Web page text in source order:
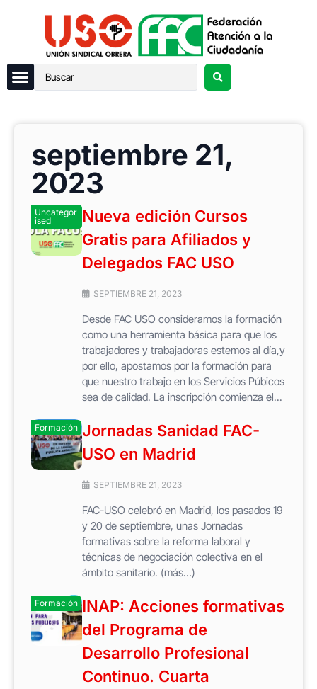
septiembre 21,
2023
Uncategor
ised
Nueva edición Cursos
Gratis para Afiliados y
Delegados FAC USO
SEPTIEMBRE 21, 2023
Desde FAC USO consideramos la formación
como una herramienta básica para que los
trabajadores y trabajadoras estemos al día,y
por ello, apostamos por la formación para
que nuestro trabajo en los Servicios Púbicos
sea de calidad. La inscripción comienza el...
Formación Jornadas Sanidad FAC-
USO en Madrid
SEPTIEMBRE 21, 2023
FAC-USO celebró en Madrid, los pasados 19
y 20 de septiembre, unas Jornadas
formativas sobre la reforma laboral y
técnicas de negociación colectiva en el
ámbito sanitario. (más…)
Formación INAP: Acciones formativas
del Programa de
Desarrollo Profesional
Continuo. Cuarta